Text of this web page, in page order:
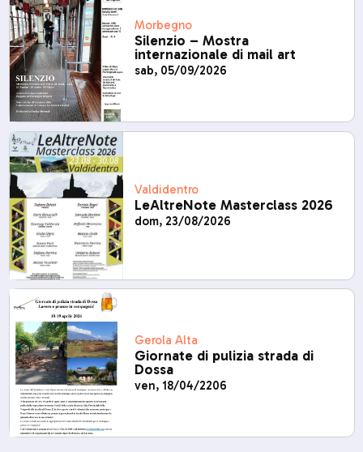
Morbegno
Silenzio – Mostra
internazionale di mail art
sab, 05/09/2026
Valdidentro
LeAltreNote Masterclass 2026
dom, 23/08/2026
Gerola Alta
Giornate di pulizia strada di
Dossa
ven, 18/04/2206